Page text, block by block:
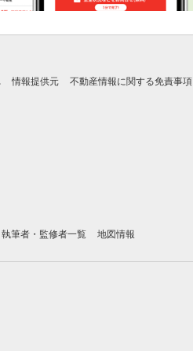
情報提供元 不動産情報に関する免責事項
執筆者・監修者一覧 地図情報